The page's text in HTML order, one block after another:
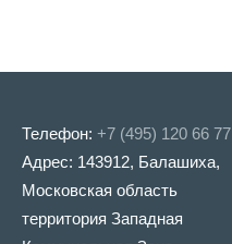
Телефон: +7 (495) 120 66 77
Адрес: 143912, Балашиха,
Московская область
территория Западная